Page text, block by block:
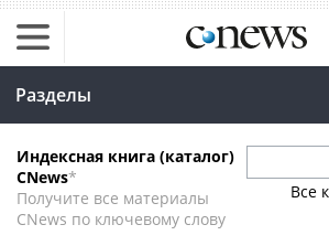
Разделы
Индексная книга (каталог)
CNews*
Получите все материалы
CNews по ключевому слову
Все